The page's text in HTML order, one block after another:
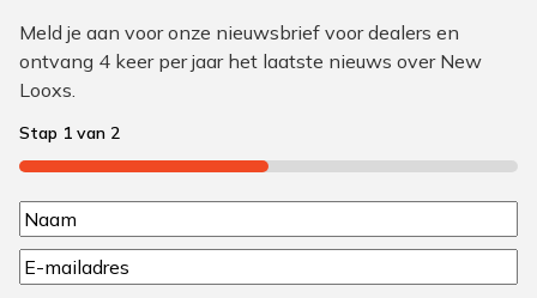
Meld je aan voor onze nieuwsbrief voor dealers en
ontvang 4 keer per jaar het laatste nieuws over New
Looxs.
Stap 1 van 2
50%
N
a
N
a
E
m